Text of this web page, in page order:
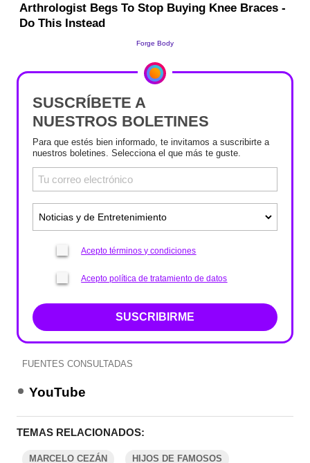
SUSCRÍBETE A
NUESTROS BOLETINES
Para que estés bien informado, te invitamos a suscribirte a
nuestros boletines. Selecciona el que más te guste.
Acepto términos y condiciones
Acepto política de tratamiento de datos
SUSCRIBIRME
FUENTES CONSULTADAS
YouTube
TEMAS RELACIONADOS:
MARCELO CEZÁN HIJOS DE FAMOSOS